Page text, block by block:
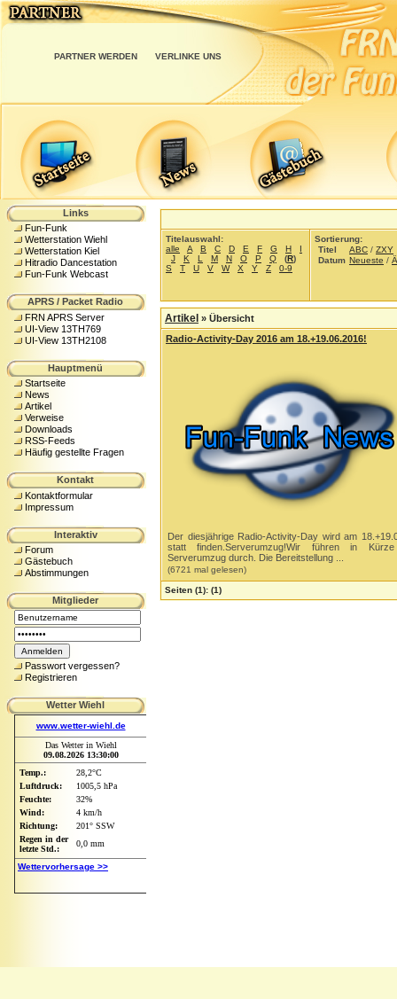
PARTNER WERDEN VERLINKE UNS
Links
Fun-Funk
Wetterstation Wiehl
Wetterstation Kiel
Hitradio Dancestation
Fun-Funk Webcast
APRS / Packet Radio
FRN APRS Server
UI-View 13TH769
UI-View 13TH2108
Hauptmenü
Startseite
News
Artikel
Verweise
Downloads
RSS-Feeds
Häufig gestellte Fragen
Kontakt
Kontaktformular
Impressum
Interaktiv
Forum
Gästebuch
Abstimmungen
Mitglieder
Passwort vergessen?
Registrieren
Wetter Wiehl
Titelauswahl:
alle
A B C D E F G H
I
J
K L M N O P Q (R)
S
T U V W X Y Z 0-9
Sortierung:
Titel
ABC / ZXY
Datum Neueste /
Artikel » Übersicht
Radio-Activity-Day 2016 am 18.+19.06.2016!
Der diesjährige Radio-Activity-Day wird am
statt finden.Serverumzug!Wir führen in
Serverumzug durch. Die Bereitstellung ...
(6721 mal gelesen)
Seiten (1): (1)